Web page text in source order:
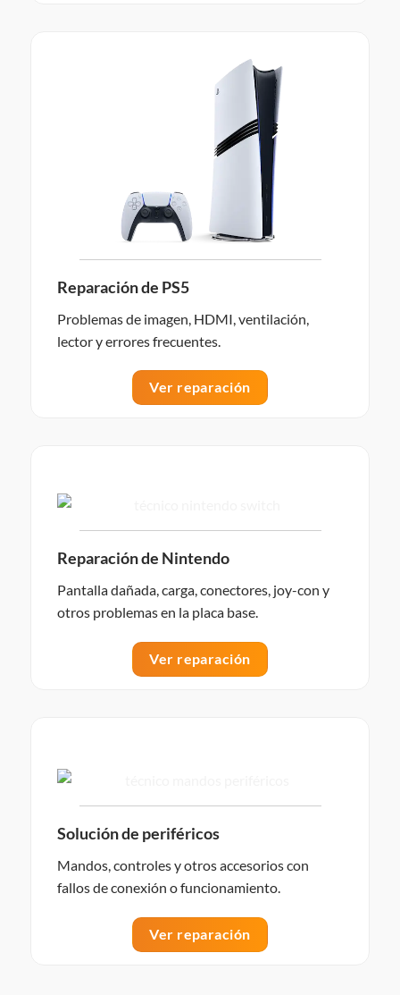
Reparación de PS5
Problemas de imagen, HDMI, ventilación,
lector y errores frecuentes.
Ver reparación
Reparación de Nintendo
Pantalla dañada, carga, conectores, joy-con y
otros problemas en la placa base.
Ver reparación
Solución de periféricos
Mandos, controles y otros accesorios con
fallos de conexión o funcionamiento.
Ver reparación